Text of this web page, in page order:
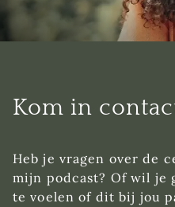
Kom in
Heb je vragen over de
mijn podcast? Of wil je
te voelen of dit bij jou